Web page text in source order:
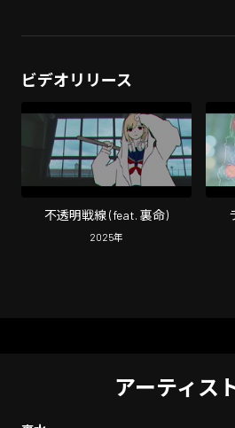
ビデオリリース
不透明戦線 (feat. 裏命)
2025年
アーティス